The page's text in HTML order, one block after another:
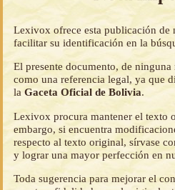
Lexivox ofrece esta publicación de
facilitar su identificación en la
El presente documento, de
como una referencia legal, ya que
laGaceta Oficial de Bolivia.
Lexivox procura mantener el texto
embargo, si encuentra
respecto al texto original, sírvase
y lograr una mayor perfección en
Toda sugerencia para mejorar el